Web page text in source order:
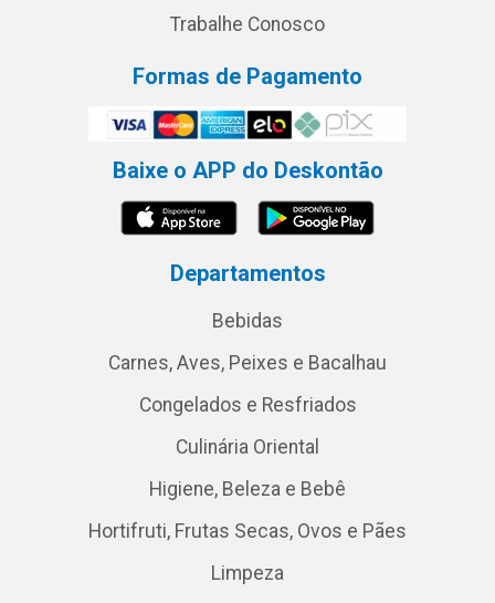
Trabalhe Conosco
Formas de Pagamento
Baixe o APP do Deskontão
Departamentos
Bebidas
Carnes, Aves, Peixes e Bacalhau
Congelados e Resfriados
Culinária Oriental
Higiene, Beleza e Bebê
Hortifruti, Frutas Secas, Ovos e Pães
Limpeza